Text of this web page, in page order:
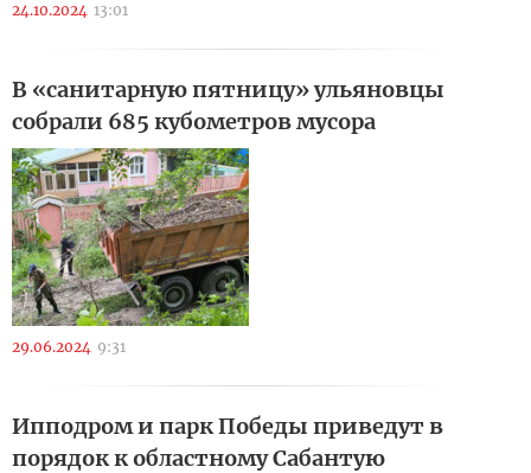
24.10.2024 13:01
В «санитарную пятницу» ульяновцы
собрали 685 кубометров мусора
29.06.2024 9:31
Ипподром и парк Победы приведут в
порядок к областному Сабантую